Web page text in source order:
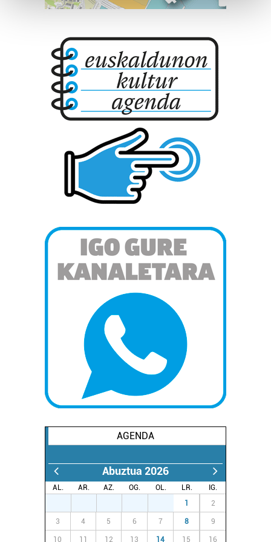
and set your preferences in thedetails section
prozesatzen ditugu, zure IP zenbakia, besteak beste,
teknologia erabiliz, cookieak adibidez, iragarki eta eduki
pertsonalizatuak eskaintzeko, iragarkiak eta edukia
neurtzeko, jendeari buruzko informazioa biltzeko eta
produktuak garatzeko. Zure datuak nork eta zertarako
erabiltzen dituen hauta dezakezu.
Bazkide batzuek ez dizute baimenik eskatzen, eta beren
interes komertzial legitimoetan babesten dira. Ikusi gure
bazkideen zerrenda, beren ustez zein helburutarako
duten interes legitimoa eta horren aurka nola egin
Lortu zure datu pertsonalak prozesatzeko moduari
buruzko informazio gehiago eta ezarri zure lehentasunak
datuen atalean. Edozein unetan alda edo ken dezakezu
zure baimena Cookieen adierazpenean.
Webgune honek cookie propioak eta hirugarrenen cookie-
fitxategiak erabiltzen ditu. Zure esperientzia eta
zerbitzuak hobetzeko asmoz, cookie teknologiaz
baliatzen gara. Ohar hau onartuz gero, teknologia hori
erabiltzeko baimen esplizitua ematen diguzu.
AGENDA
Abuztua 2026
AL. AR. AZ. OG. OL. LR.
IG.
1 2
3 4 5 6 7 8 9
10 11 12 13 14 15 16